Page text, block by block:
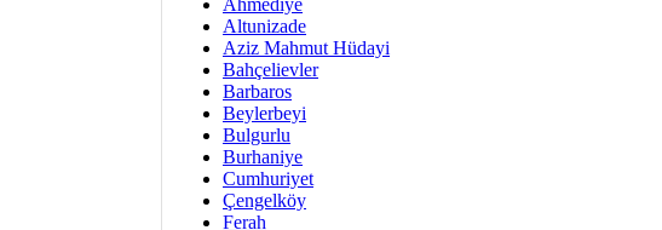
Hukukun Adaleti Kalmadı Üstadım!
İmar Sorunlarının Genel Çözümü ''Riskli Alan Dönüşümü''
Ahmediye
Altunizade
Aziz Mahmut Hüdayi
Bahçelievler
Barbaros
Beylerbeyi
Bulgurlu
Burhaniye
Cumhuriyet
Çengelköy
Ferah